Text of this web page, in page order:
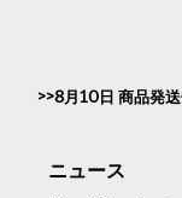
8月10日 商品発
ニュース